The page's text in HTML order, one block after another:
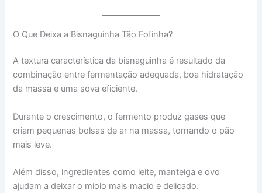
O Que Deixa a Bisnaguinha Tão Fofinha?
A textura característica da bisnaguinha é resultado da
combinação entre fermentação adequada, boa hidratação
da massa e uma sova eficiente.
Durante o crescimento, o fermento produz gases que
criam pequenas bolsas de ar na massa, tornando o pão
mais leve.
Além disso, ingredientes como leite, manteiga e ovo
ajudam a deixar o miolo mais macio e delicado.